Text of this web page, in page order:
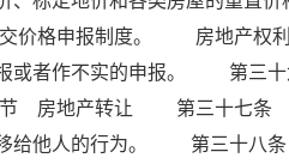
格申报制度。 房地产权利
报或者作不实的申报。 第三
节 房地产转让 第三十七条
移给他人的行为。 第三十